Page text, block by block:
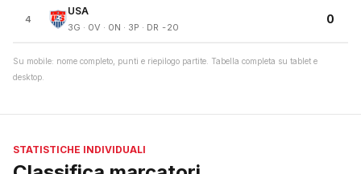
4
USA
3G · 0V · 0N · 3P · DR -20
0
Su mobile: nome completo, punti e riepilogo partite. Tabella completa su tablet e
desktop.
STATISTICHE INDIVIDUALI